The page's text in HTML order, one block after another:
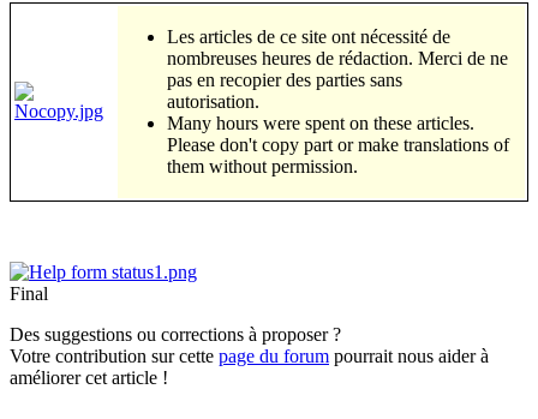
Les articles de ce site ont nécessité de
nombreuses heures de rédaction. Merci de ne
pas en recopier des parties sans
autorisation.
Many hours were spent on these articles.
Please don't copy part or make translations of
them without permission.
Final
Des suggestions ou corrections à proposer ?
Votre contribution sur cette page du forum pourrait nous aider à
améliorer cet article !